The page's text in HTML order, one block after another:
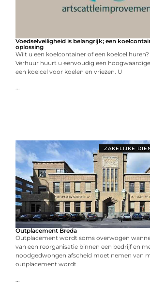
Voedselveiligheid is belangrijk; een
oplossing
Wilt u een koelcontainer of een koelcel
Verhuur huurt u eenvoudig een
een koelcel voor koelen en vriezen. U
...
ZAKELIJKE
Outplacement Breda
Outplacement wordt soms overwogen
van een reorganisatie binnen een bedrijf en
noodgedwongen afscheid moet nemen van
outplacement wordt
...